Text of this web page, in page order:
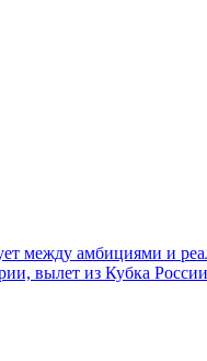
между амбициями и
вылет из Кубка